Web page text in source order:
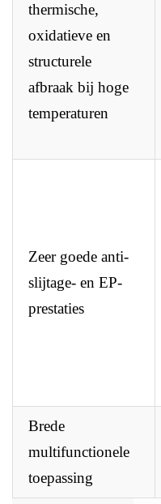
thermische,
oxidatieve en
structurele
afbraak bij hoge
temperaturen
Zeer goede anti-
slijtage- en EP-
prestaties
Brede
multifunctionele
toepassing